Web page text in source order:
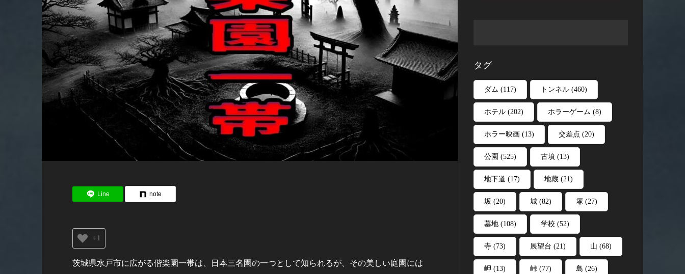
Line note
+1
茨城県水戸市に広がる偕楽園一帯は、日本三名園の一つとして知られるが、その美しい庭園には
タグ
ダム (117) トンネル (460)
ホテル (202) ホラーゲーム (8)
ホラー映画 (13) 交差点 (20)
公園 (525) 古墳 (13)
地下道 (17) 地蔵 (21)
坂 (20) 城 (82) 塚 (27)
墓地 (108) 学校 (52)
寺 (73) 展望台 (21) 山 (68)
岬 (13) 峠 (77) 島 (26)